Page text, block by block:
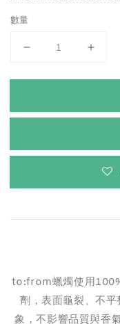
數量
to:from蠟燭使用
劑，表面龜裂、不
象，不影響品質與香